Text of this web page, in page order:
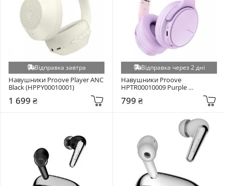
Відправка завтра
Навушники Proove Player ANC
Black (HPPY00010001)
1 699 ₴
Відправка через 2 дні
Навушники Proove
HPTR00010009 Purple
799 ₴